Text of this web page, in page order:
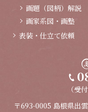
画題（図柄）解説
画家系図・画塾
表装・仕立て依頼
（受
〒693-0005 島根県出